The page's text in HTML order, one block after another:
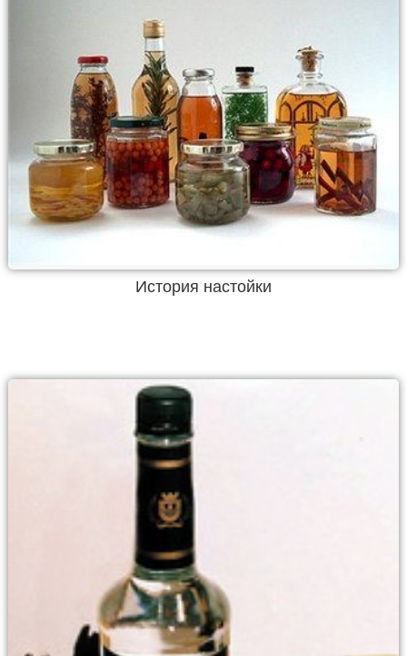
История настойки